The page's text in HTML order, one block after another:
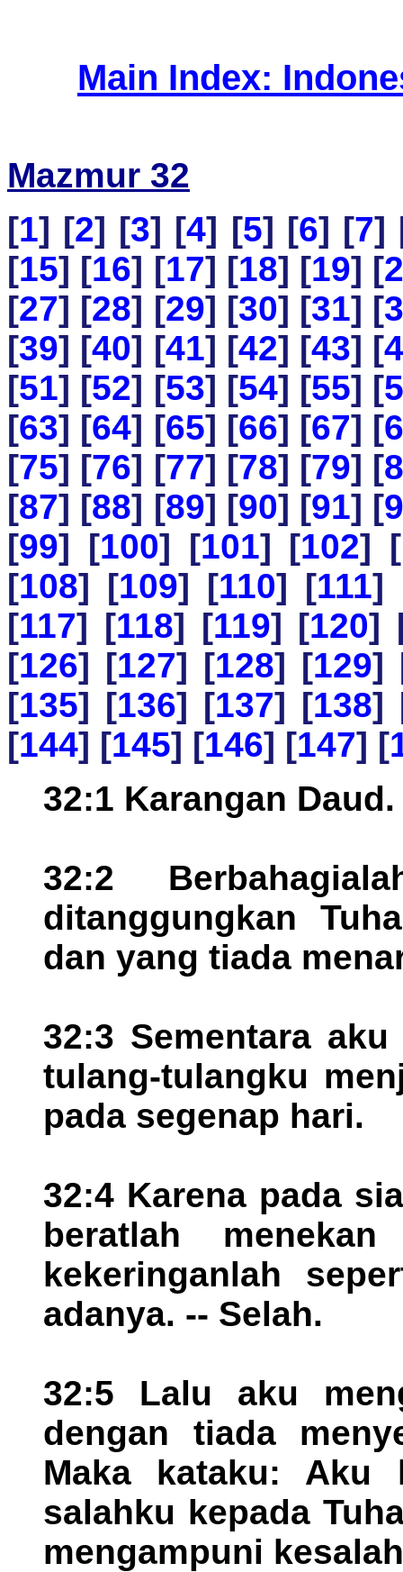
Main Index:
Mazmur 32
[1] [2] [3] [4] [5] [6] [7]
[15] [16] [17] [18] [19] [
[27] [28] [29] [30] [31] [
[39] [40] [41] [42] [43] [
[51] [52] [53] [54] [55] [
[63] [64] [65] [66] [67] [
[75] [76] [77] [78] [79] [
[87] [88] [89] [90] [91] [
[99] [100] [101] [102] [
[108] [109] [110] [111]
[117] [118] [119] [120]
[126] [127] [128] [129]
[135] [136] [137] [138]
[144] [145] [146] [147] [
32:1 Karangan Daud.
32:2
ditanggungkan
dan yang tiada
32:3 Sementara
tulang-tulangku
pada segenap hari.
32:4 Karena pada
beratlah
kekeringanlah
adanya. -- Selah.
32:5 Lalu aku
dengan tiada
Maka kataku: Aku
salahku kepada
mengampuni